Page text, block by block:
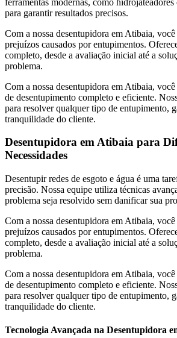
para garantir resultados precisos.
Com a nossa desentupidora em Atibaia,
prejuízos causados por entupimentos.
completo, desde a avaliação inicial até a
problema.
Com a nossa desentupidora em Atibaia,
de desentupimento completo e eficiente.
para resolver qualquer tipo de entupimento,
tranquilidade do cliente.
Desentupidora em Atibaia para
Necessidades
Desentupir redes de esgoto e água é uma
precisão. Nossa equipe utiliza técnicas
problema seja resolvido sem danificar sua
Com a nossa desentupidora em Atibaia,
prejuízos causados por entupimentos.
completo, desde a avaliação inicial até a
problema.
Com a nossa desentupidora em Atibaia,
de desentupimento completo e eficiente.
para resolver qualquer tipo de entupimento,
tranquilidade do cliente.
Tecnologia Avançada na Desentupidora